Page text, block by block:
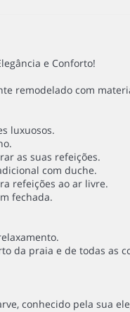
e Conforto!
remodelado com
luxuosos.
as suas refeições.
com duche.
refeições ao ar livre.
fechada.
da praia e de todas as
conhecido pela sua